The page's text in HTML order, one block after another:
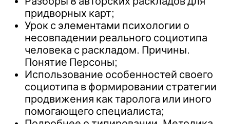
придворных карт;
Урок с элементами психологии о
несовпадении реального социотипа
человека с раскладом. Причины.
Понятие Персоны;
Использование особенностей своего
социотипа в формировании стратегии
продвижения как таролога или иного
помогающего специалиста;